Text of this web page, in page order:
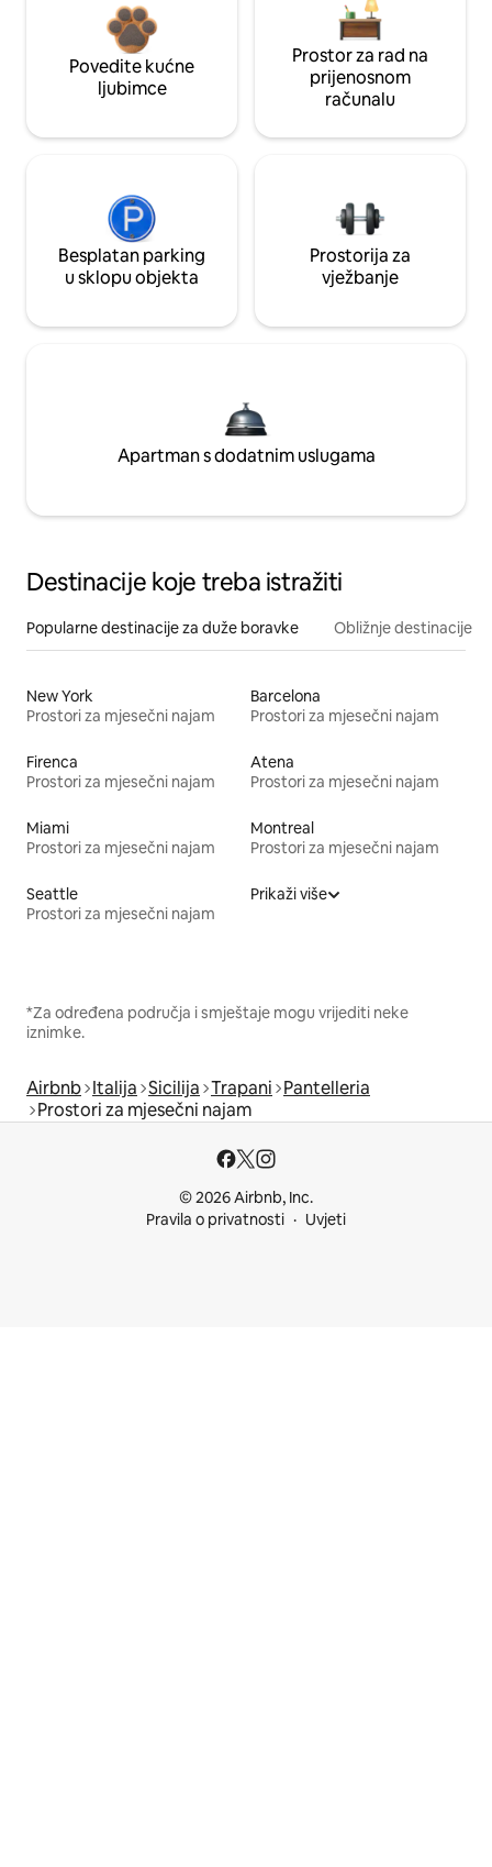
Povedite kućne
ljubimce
Prostor za rad na
prijenosnom
računalu
Besplatan parking
u sklopu objekta
Prostorija za
vježbanje
Apartman s dodatnim uslugama
Destinacije koje treba istražiti
Popularne destinacije za duže boravke Obližnje destinacije
New York
Prostori za mjesečni najam
Barcelona
Prostori za mjesečni najam
Firenca
Prostori za mjesečni najam
Atena
Prostori za mjesečni najam
Miami
Prostori za mjesečni najam
Montreal
Prostori za mjesečni najam
Seattle
Prostori za mjesečni najam
Prikaži više
*Za određena područja i smještaje mogu vrijediti neke
iznimke.
Airbnb Italija Sicilija Trapani Pantelleria
Prostori za mjesečni najam
© 2026 Airbnb, Inc.
Pravila o privatnosti
Uvjeti